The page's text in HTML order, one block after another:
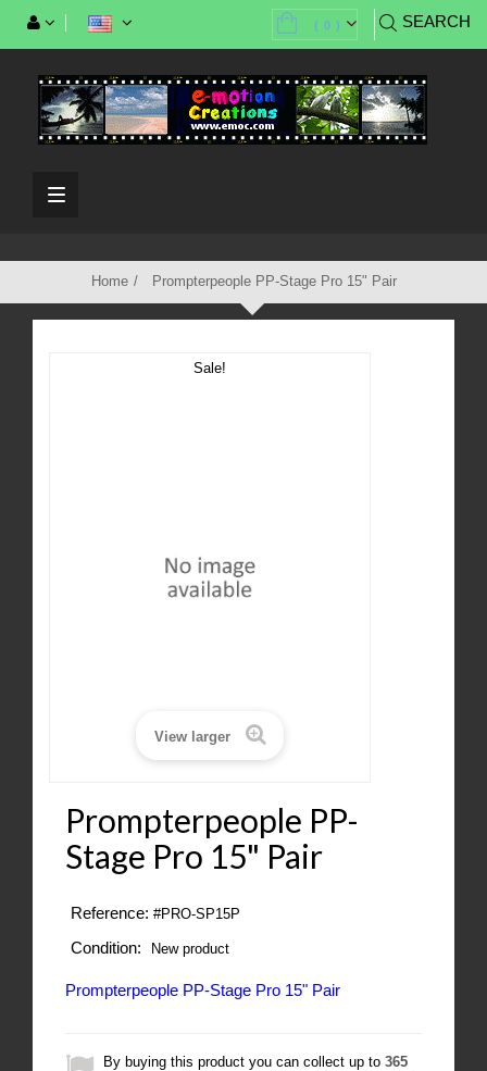
SEARCH
( 0 )
Home
Prompterpeople PP-Stage Pro 15" Pair
Sale!
View larger
Prompterpeople PP-
Stage Pro 15" Pair
Reference: #PRO-SP15P
Condition: New product
Prompterpeople PP-Stage Pro 15" Pair
By buying this product you can collect up to 365